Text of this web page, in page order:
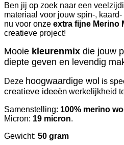
Ben jij op zoek naar een
materiaal voor jouw spin-,
nu voor onze extra fijne Merino
creatieve project!
Mooie kleurenmix die jouw
diepte geven en levendig
Deze hoogwaardige wol is
creatieve ideeën werkelijkheid
Samenstelling: 100% merino
Micron: 19 micron.
Gewicht: 50 gram